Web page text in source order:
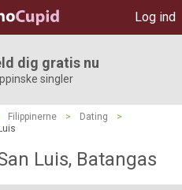
Log ind
dig gratis nu
singler
Filippinerne > Dating
>
Luis, Batangas